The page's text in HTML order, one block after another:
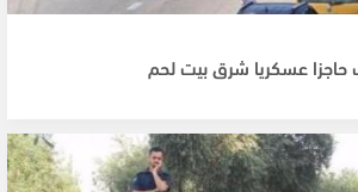
حاجزا عسكريا شرق بيت لحم